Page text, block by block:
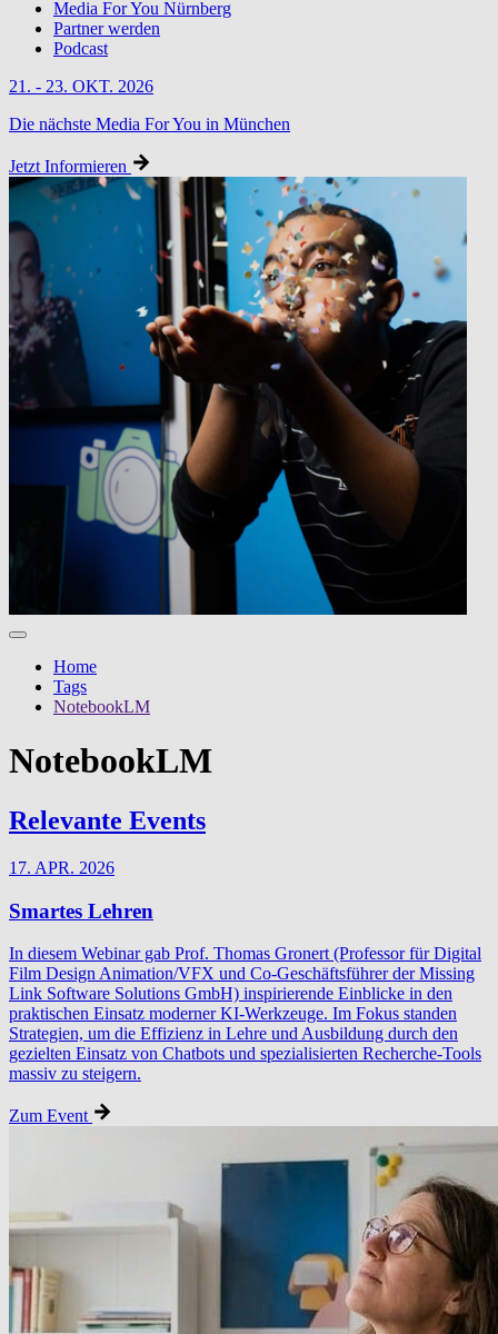
Media For You Nürnberg
Partner werden
Podcast
21. - 23. OKT. 2026
Die nächste Media For You in München
Jetzt Informieren
Home
Tags
NotebookLM
NotebookLM
Relevante Events
17. APR. 2026
Smartes Lehren
In diesem Webinar gab Prof. Thomas Gronert (Professor für Digital
Film Design Animation/VFX und Co-Geschäftsführer der Missing
Link Software Solutions GmbH) inspirierende Einblicke in den
praktischen Einsatz moderner KI-Werkzeuge. Im Fokus standen
Strategien, um die Effizienz in Lehre und Ausbildung durch den
gezielten Einsatz von Chatbots und spezialisierten Recherche-Tools
massiv zu steigern.
Zum Event